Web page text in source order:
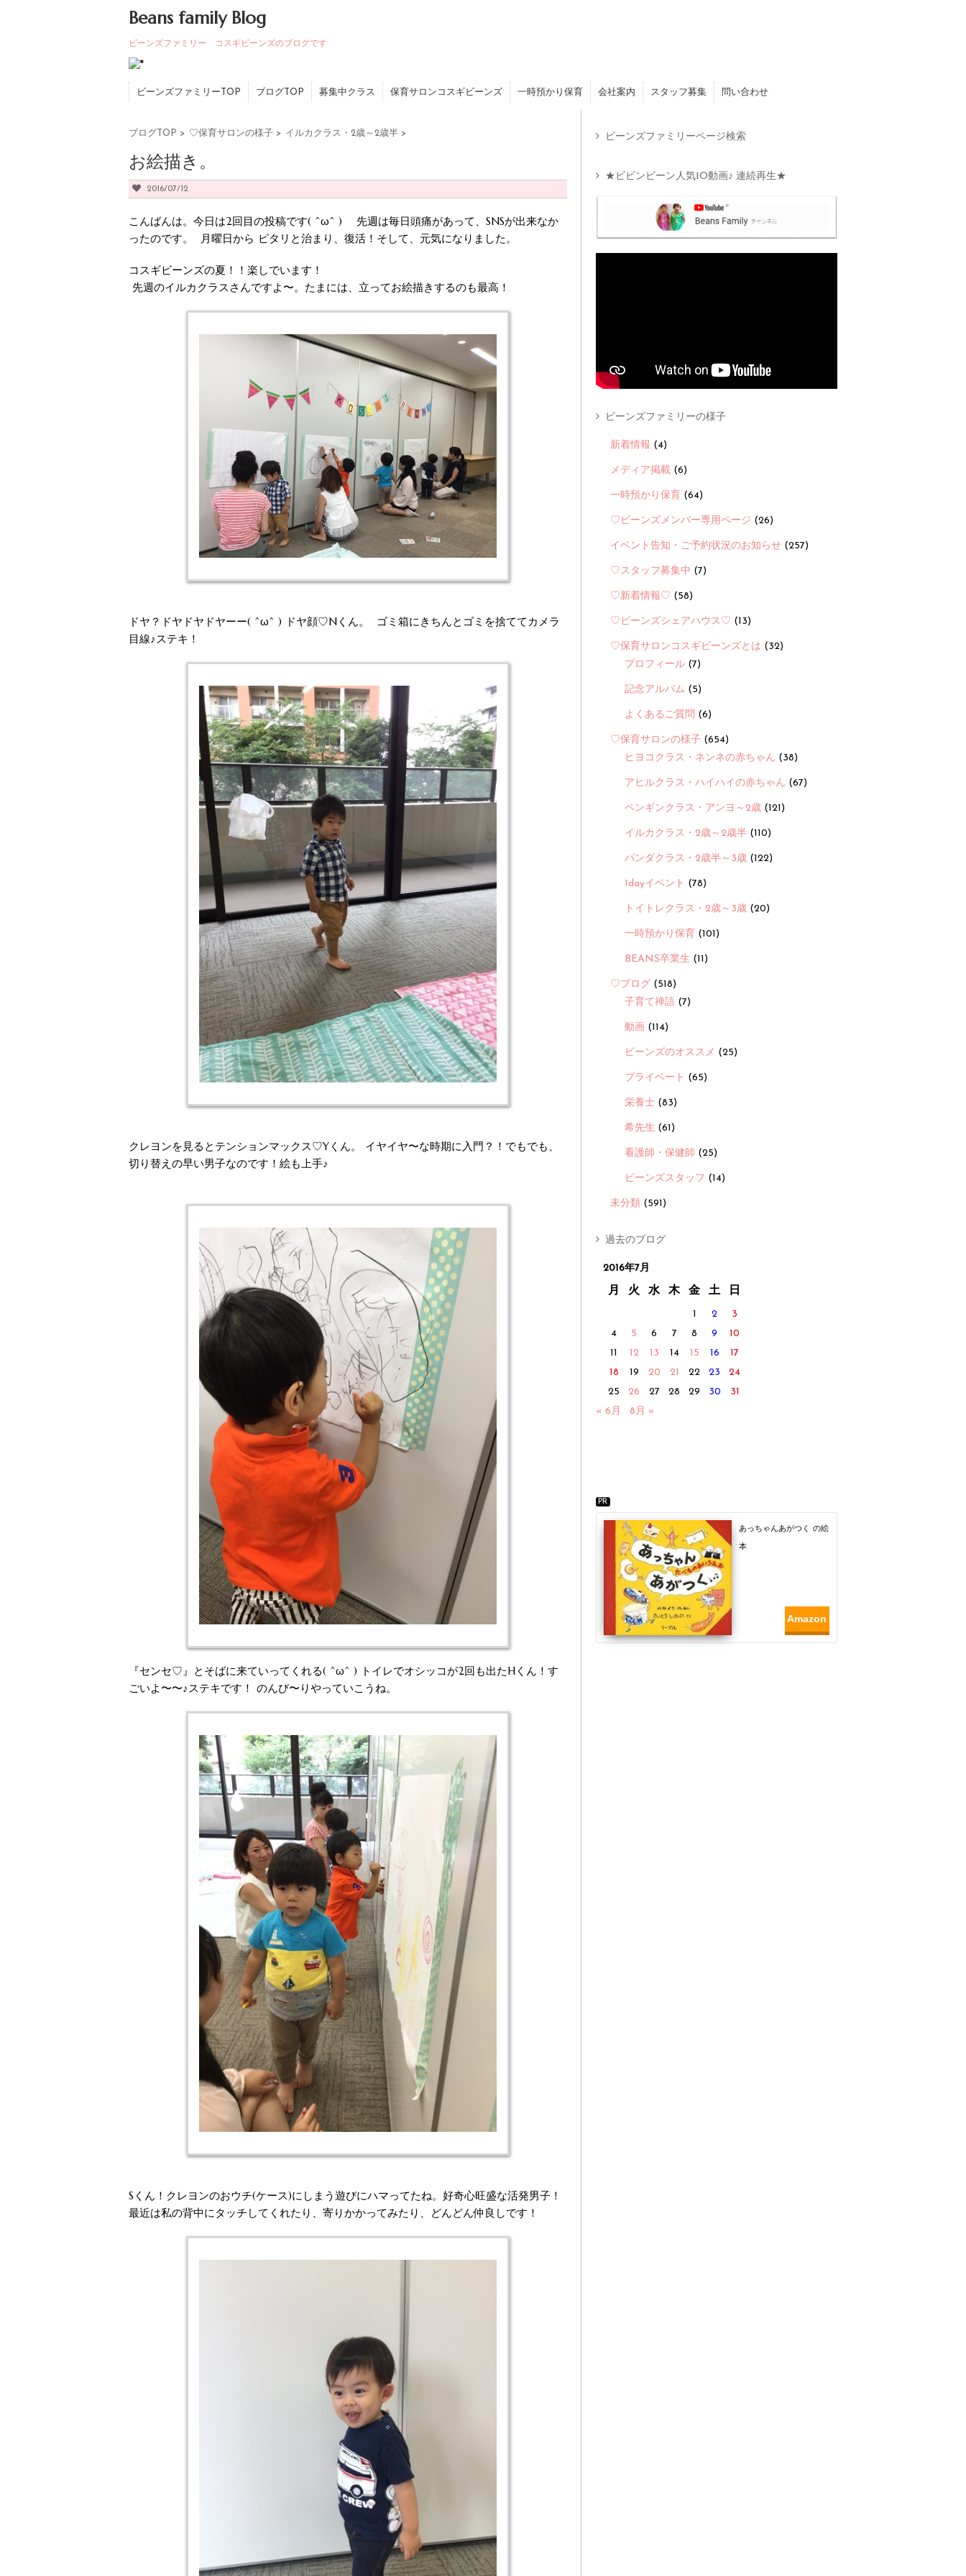
Beans family Blog
ビーンズファミリー コスギビーンズのブログです
ビーンズファミリーTOP ブログTOP 募集中クラス 保育サロンコスギビーンズ 一時預かり保育 会社案内 スタッフ募集 問い合わせ
ブログTOP > ♡保育サロンの様子 > イルカクラス・2歳～2歳半 >
お絵描き。
2016/07/12
こんばんは。今日は2回目の投稿です( ^ω^ ) 先週は毎日頭痛があって、SNSが出来なか
ったのです。 月曜日から ピタリと治まり、復活！そして、元気になりました。
コスギビーンズの夏！！楽しでいます！
先週のイルカクラスさんですよ〜。たまには、立ってお絵描きするのも最高！
ドヤ？ドヤドヤドヤーー( ^ω^ ) ドヤ顔♡Nくん。 ゴミ箱にきちんとゴミを捨ててカメラ
目線♪ステキ！
クレヨンを見るとテンションマックス♡Yくん。 イヤイヤ〜な時期に入門？！でもでも、
切り替えの早い男子なのです！絵も上手♪
『センセ♡』とそばに来ていってくれる( ^ω^ ) トイレでオシッコが2回も出たHくん！す
ごいよ〜〜♪ステキです！ のんび〜りやっていこうね。
Sくん！クレヨンのおウチ(ケース)にしまう遊びにハマってたね。好奇心旺盛な活発男子！
最近は私の背中にタッチしてくれたり、寄りかかってみたり、どんどん仲良しです！
ビーンズファミリーページ検索
★ビビンビーン人気10動画♪ 連続再生★
ビーンズファミリーの様子
新着情報 (4)
メディア掲載 (6)
一時預かり保育 (64)
♡ビーンズメンバー専用ページ (26)
イベント告知・ご予約状況のお知らせ (257)
♡スタッフ募集中 (7)
♡新着情報♡ (58)
♡ビーンズシェアハウス♡ (13)
♡保育サロンコスギビーンズとは (32)
プロフィール (7)
記念アルバム (5)
よくあるご質問 (6)
♡保育サロンの様子 (654)
ヒヨコクラス・ネンネの赤ちゃん (38)
アヒルクラス・ハイハイの赤ちゃん (67)
ペンギンクラス・アンヨ～2歳 (121)
イルカクラス・2歳～2歳半 (110)
パンダクラス・2歳半～3歳 (122)
1dayイベント (78)
トイトレクラス・2歳～3歳 (20)
一時預かり保育 (101)
BEANS卒業生 (11)
♡ブログ (518)
子育て禅語 (7)
動画 (114)
ビーンズのオススメ (25)
プライベート (65)
栄養士 (83)
希先生 (61)
看護師・保健師 (25)
ビーンズスタッフ (14)
未分類 (591)
過去のブログ
2016年7月
月 火 水 木 金 土 日
1 2
3
4
5 6 7 8 9
10
11
12 13 14 15 16
17
18
19 20 21 22 23
24
25
26 27 28 29 30
31
« 6月
8月 »
PR
あっちゃんあがつく の絵
本
Amazon